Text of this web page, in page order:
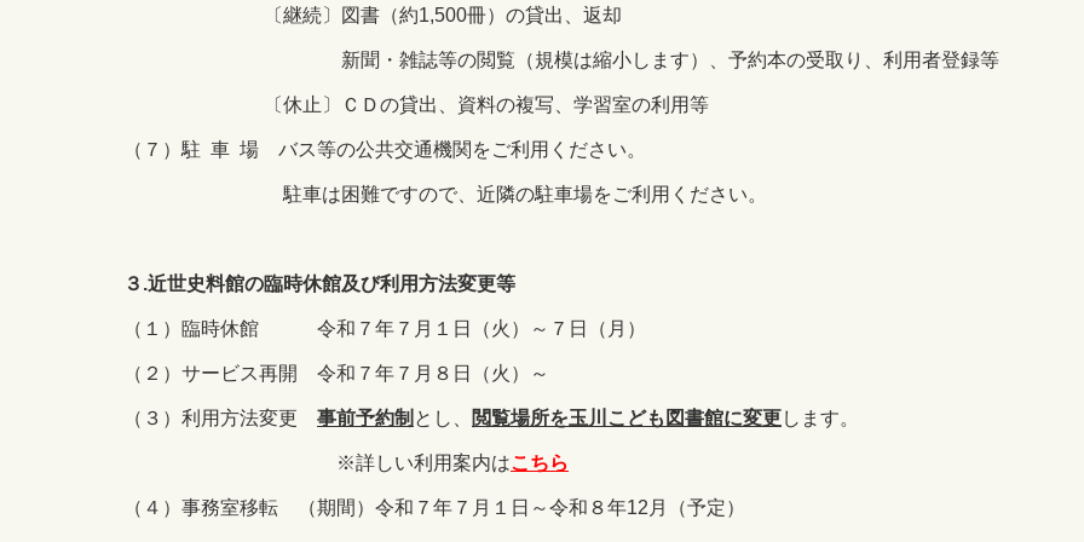
〔継続〕図書（約1,500冊）の貸出、返却
新聞・雑誌等の閲覧（規模は縮小します）、予約本の受取り、利用者登録等
〔休止〕ＣＤの貸出、資料の複写、学習室の利用等
（７）駐 車 場 バス等の公共交通機関をご利用ください。
駐車は困難ですので、近隣の駐車場をご利用ください。
３.近世史料館の臨時休館及び利用方法変更等
（１）臨時休館 令和７年７月１日（火）～７日（月）
（２）サービス再開 令和７年７月８日（火）～
（３）利用方法変更 事前予約制 とし、 閲覧場所を玉川こども図書館に変更します。
※詳しい利用案内はこちら
（４）事務室移転 （期間）令和７年７月１日～令和８年12月（予定）